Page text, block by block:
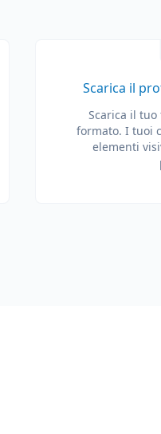
Scarica il
Scarica il
formato. I tuoi
elementi